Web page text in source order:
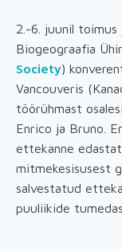
2.-6. juunil toimus
Biogeograafia
Society)
Vancouveris
töörühmast
Enrico ja Bruno.
ettekanne
mitmekesisusest
salvestatud
puuliikide